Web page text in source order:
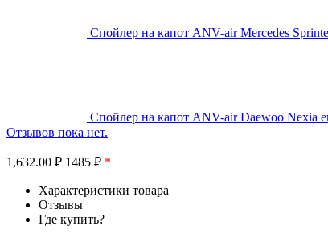
Спойлер на капот ANV-air Mercedes
Спойлер на капот ANV-air Daewoo Nexia
Отзывов пока нет.
1,632.00 ₽ 1485 ₽ *
Характеристики товара
Отзывы
Где купить?